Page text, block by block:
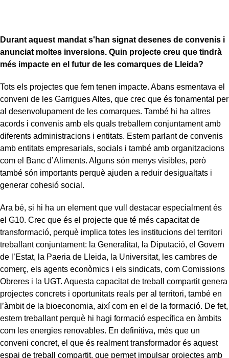
Durant aquest mandat s'han signat desenes de convenis i
anunciat moltes inversions. Quin projecte creu que tindrà
més impacte en el futur de les comarques de Lleida?
Tots els projectes que fem tenen impacte. Abans esmentava el
conveni de les Garrigues Altes, que crec que és fonamental per
al desenvolupament de les comarques. També hi ha altres
acords i convenis amb els quals treballem conjuntament amb
diferents administracions i entitats. Estem parlant de convenis
amb entitats empresarials, socials i també amb organitzacions
com el Banc d’Aliments. Alguns són menys visibles, però
també són importants perquè ajuden a reduir desigualtats i
generar cohesió social.
Ara bé, si hi ha un element que vull destacar especialment és
el G10. Crec que és el projecte que té més capacitat de
transformació, perquè implica totes les institucions del territori
treballant conjuntament: la Generalitat, la Diputació, el Govern
de l’Estat, la Paeria de Lleida, la Universitat, les cambres de
comerç, els agents econòmics i els sindicats, com Comissions
Obreres i la UGT. Aquesta capacitat de treball compartit genera
projectes concrets i oportunitats reals per al territori, també en
l’àmbit de la bioeconomia, així com en el de la formació. De fet,
estem treballant perquè hi hagi formació específica en àmbits
com les energies renovables. En definitiva, més que un
conveni concret, el que és realment transformador és aquest
espai de treball compartit, que permet impulsar projectes amb